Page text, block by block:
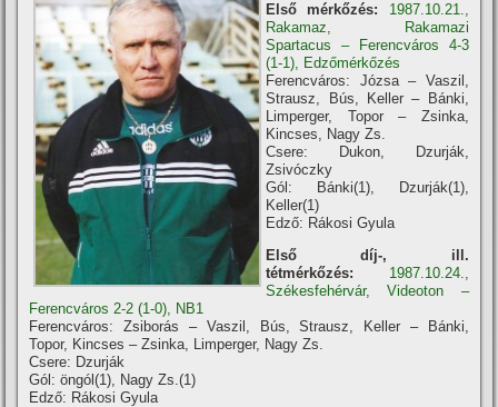
Első mérkőzés:
1987.10.21.,
Rakamaz, Rakamazi
Spartacus – Ferencváros 4-3
(1-1), Edzőmérkőzés
Ferencváros: Józsa – Vaszil,
Strausz, Bús, Keller – Bánki,
Limperger, Topor – Zsinka,
Kincses, Nagy Zs.
Csere: Dukon, Dzurják,
Zsivóczky
Gól: Bánki(1), Dzurják(1),
Keller(1)
Edző: Rákosi Gyula
Első díj-, ill.
tétmérkőzés: 1987.10.24.,
Székesfehérvár, Videoton –
Ferencváros 2-2 (1-0), NB1
Ferencváros: Zsiborás – Vaszil, Bús, Strausz, Keller – Bánki,
Topor, Kincses – Zsinka, Limperger, Nagy Zs.
Csere: Dzurják
Gól: öngól(1), Nagy Zs.(1)
Edző: Rákosi Gyula